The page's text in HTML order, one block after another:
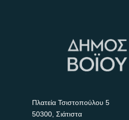
Πλατεία Τσιστοπούλου 5
50300, Σιάτιστα